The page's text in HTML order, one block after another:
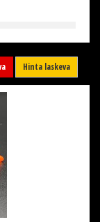
Hinta laskeva